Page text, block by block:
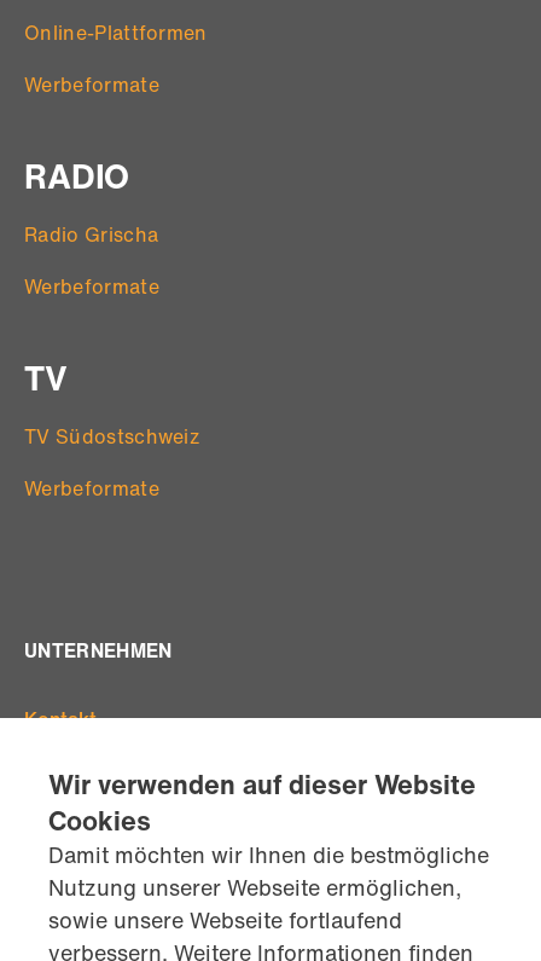
kontaktiere
Online-Plattformen
Werbeformate
RADIO
Radio Grischa
Werbeformate
TV
TV Südostschweiz
Werbeformate
UNTERNEHMEN
Kontakt
Standorte
Team
AGB's
Datenschutz
Impressum
Wir verwenden auf dieser Website
Cookies
Damit möchten wir Ihnen die bestmögliche
Nutzung unserer Webseite ermöglichen,
sowie unsere Webseite fortlaufend
verbessern. Weitere Informationen finden